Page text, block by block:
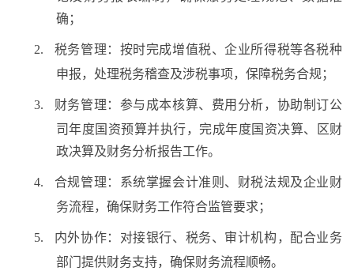
确；
2.
税务管理：按时完成增值税、企业所得税等各税种
申报，处理税务稽查及涉税事项，保障税务合规；
3.
财务管理：参与成本核算、费用分析，协助制订公
司年度国资预算并执行，完成年度国资决算、区财
政决算及财务分析报告工作。
4.
合规管理：系统掌握会计准则、财税法规及企业财
务流程，确保财务工作符合监管要求；
5.
内外协作：对接银行、税务、审计机构，配合业务
部门提供财务支持，确保财务流程顺畅。